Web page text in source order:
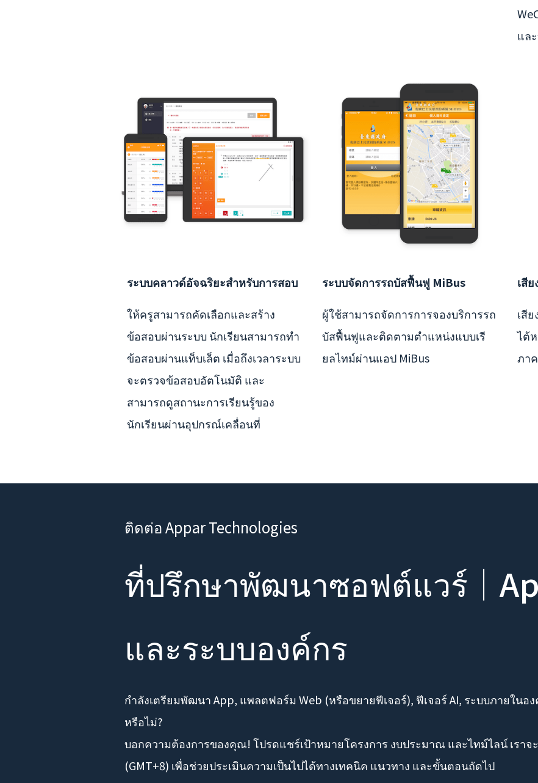
แล
ระบบคลาวด์อัจฉริยะสำหรับการสอบ
ให้ครูสามารถคัดเลือกและสร้าง
ข้อสอบผ่านระบบ นักเรียนสามารถทำ
ข้อสอบผ่านแท็บเล็ต เมื่อถึงเวลาระบบ
จะตรวจข้อสอบอัตโนมัติ และ
สามารถดูสถานะการเรียนรู้ของ
นักเรียนผ่านอุปกรณ์เคลื่อนที่
ระบบจัดการรถบัสฟื้นฟู MiBus
ผู้ใช้สามารถจัดการการจองบริการรถ
บัสฟื้นฟูและติดตามตำแหน่งแบบเรี
ยลไทม์ผ่านแอป MiBus
เสี
เสี
ไต้
ภา
ติดต่อ Appar Technologies
ที่ปรึกษาพัฒนาซอฟต์แวร์｜
และระบบองค์กร
กำลังเตรียมพัฒนา App, แพลตฟอร์ม Web (หรือขยายฟีเจอร์), ฟีเจอร์ AI, ระบบภายใน
หรือไม่?
บอกความต้องการของคุณ! โปรดแชร์เป้าหมายโครงการ งบประมาณ และไทม์ไลน์ เราจ
(GMT+8) เพื่อช่วยประเมินความเป็นไปได้ทางเทคนิค แนวทาง และขั้นตอนถัดไป